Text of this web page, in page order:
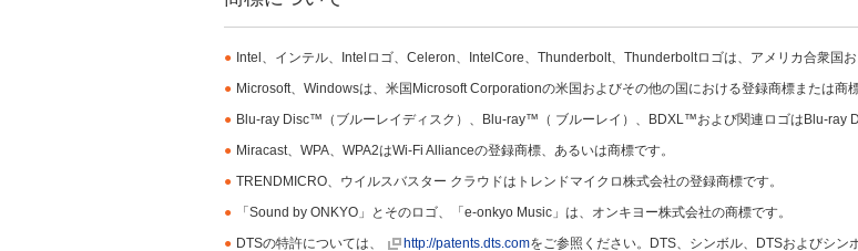
● Intel、インテル、Intelロゴ、Celeron、IntelCore、Thunderbolt、Thunderboltロゴは、アメリカ合衆国
● Microsoft、Windowsは、米国Microsoft Corporationの米国およびその他の国における登録商標または商標
● Blu-ray Disc™（ブルーレイディスク）、Blu-ray™（ ブルーレイ）、BDXL™および関連ロゴはBlu-ray
● Miracast、WPA、WPA2はWi-Fi Allianceの登録商標、あるいは商標です。
● TRENDMICRO、ウイルスバスター クラウドはトレンドマイクロ株式会社の登録商標です。
●
「Sound by ONKYO」とそのロゴ、「e-onkyo Music」は、オンキヨー株式会社の商標です。
● DTSの特許については、 http://patents.dts.comをご参照ください。DTS、シンボル、DTSおよびシ